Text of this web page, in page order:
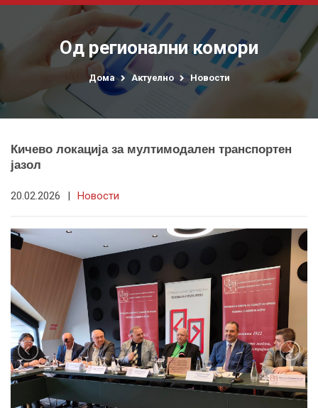
Од регионални комори
Дома Актуелно Новости
Кичево локација за мултимодален транспортен
јазол
20.02.2026 | Новости